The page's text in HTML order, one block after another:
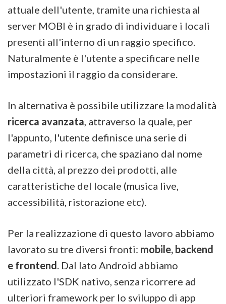
attuale dell'utente, tramite una richiesta al
server MOBI è in grado di individuare i locali
presenti all'interno di un raggio specifico.
Naturalmente è l'utente a specificare nelle
impostazioni il raggio da considerare.
In alternativa è possibile utilizzare la modalità
ricerca avanzata, attraverso la quale, per
l'appunto, l'utente definisce una serie di
parametri di ricerca, che spaziano dal nome
della città, al prezzo dei prodotti, alle
caratteristiche del locale (musica live,
accessibilità, ristorazione etc).
Per la realizzazione di questo lavoro abbiamo
lavorato su tre diversi fronti: mobile, backend
e frontend. Dal lato Android abbiamo
utilizzato l'SDK nativo, senza ricorrere ad
ulteriori framework per lo sviluppo di app